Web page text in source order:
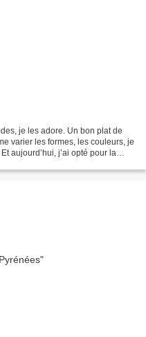
je les adore. Un bon plat de
varier les formes, les couleurs, je
aujourd’hui, j’ai opté pour la